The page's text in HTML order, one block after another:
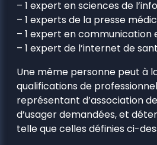
– 1 expert en sciences de
– 1 experts de la presse
– 1 expert en
– 1 expert de l’internet de
Une même personne peut à
qualifications de
représentant d’association
d’usager demandées, et
telle que celles définies ci-